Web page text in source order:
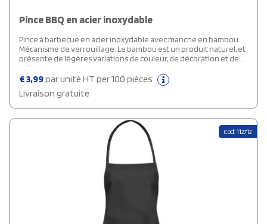
Pince BBQ en acier inoxydable
Pince à barbecue en acier inoxydable avec manche en bambou.
Mécanisme de verrouillage. Le bambou est un produit naturel, et
présente de légères variations de couleur, de décoration et de
tailles.
€3,99par unité HT per 100 pièces
Livraison gratuite
Cod: 112712